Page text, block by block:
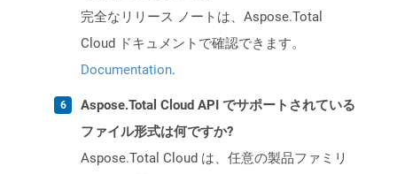
完全なリリース ノートは、Aspose.Total
Cloud ドキュメントで確認できます。
Documentation.
Aspose.Total Cloud API でサポートされている
ファイル形式は何ですか?
Aspose.Total Cloud は、任意の製品ファミリ